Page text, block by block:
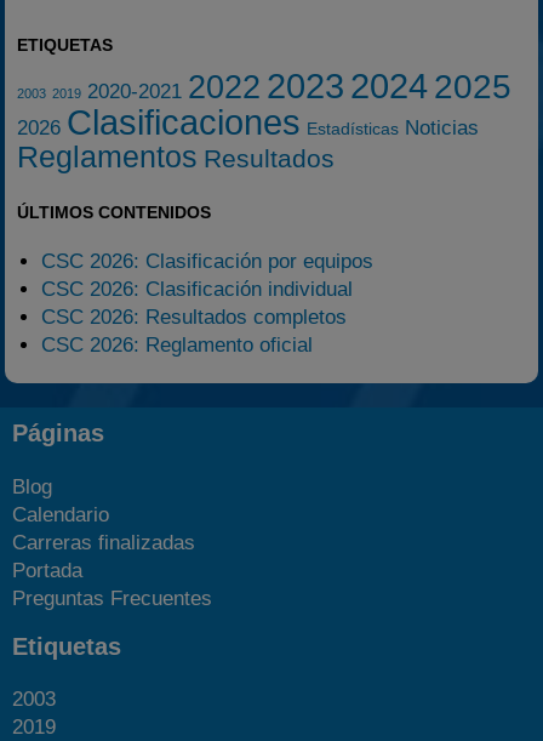
ETIQUETAS
2003 2019 2020-2021 2022 2023 20242025
2026 Clasificaciones Estadísticas Noticias
Reglamentos Resultados
ÚLTIMOS CONTENIDOS
CSC 2026: Clasificación por equipos
CSC 2026: Clasificación individual
CSC 2026: Resultados completos
CSC 2026: Reglamento oficial
Páginas
Blog
Calendario
Carreras finalizadas
Portada
Preguntas Frecuentes
Etiquetas
2003
2019